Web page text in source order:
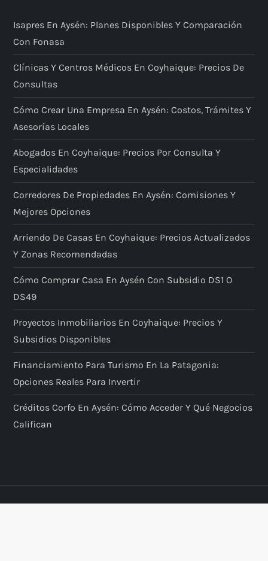
Isapres En Aysén: Planes Disponibles Y Comparación
Con Fonasa
Clínicas Y Centros Médicos En Coyhaique: Precios De
Consultas
Cómo Crear Una Empresa En Aysén: Costos, Trámites Y
Asesorías Locales
Abogados En Coyhaique: Precios Por Consulta Y
Especialidades
Corredores De Propiedades En Aysén: Comisiones Y
Mejores Opciones
Arriendo De Casas En Coyhaique: Precios Actualizados
Y Zonas Recomendadas
Cómo Comprar Casa En Aysén Con Subsidio DS1 O
DS49
Proyectos Inmobiliarios En Coyhaique: Precios Y
Subsidios Disponibles
Financiamiento Para Turismo En La Patagonia:
Opciones Reales Para Invertir
Créditos Corfo En Aysén: Cómo Acceder Y Qué Negocios
Califican